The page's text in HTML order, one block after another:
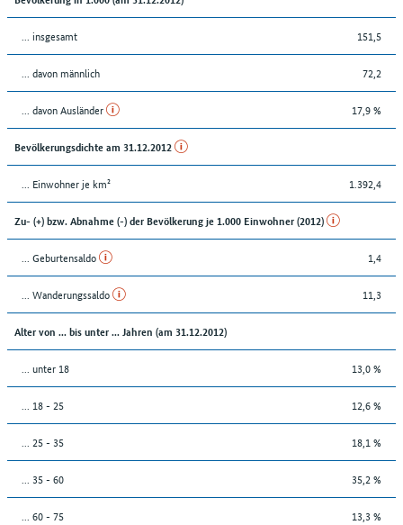
... insgesamt 151,5
... davon männlich 72,2
... davon Ausländer 17,9 %
Bevölkerungsdichte am 31.12.2012
... Einwohner je km² 1.392,4
Zu- (+) bzw. Abnahme (-) der Bevölkerung je 1.000 Einwohner (2012)
... Geburtensaldo 1,4
... Wanderungssaldo 11,3
Alter von ... bis unter ... Jahren (am 31.12.2012)
... unter 18 13,0 %
... 18 - 25 12,6 %
... 25 - 35 18,1 %
... 35 - 60 35,2 %
... 60 - 75 13,3 %